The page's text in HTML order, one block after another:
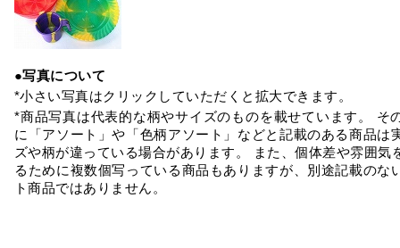
●写真について
*小さい写真はクリックしていただくと拡大できます。
*商品写真は代表的な柄やサイズのものを載せています。 そ
に「アソート」や「色柄アソート」などと記載のある商品は
ズや柄が違っている場合があります。 また、個体差や雰囲気
るために複数個写っている商品もありますが、別途記載のな
ト商品ではありません。